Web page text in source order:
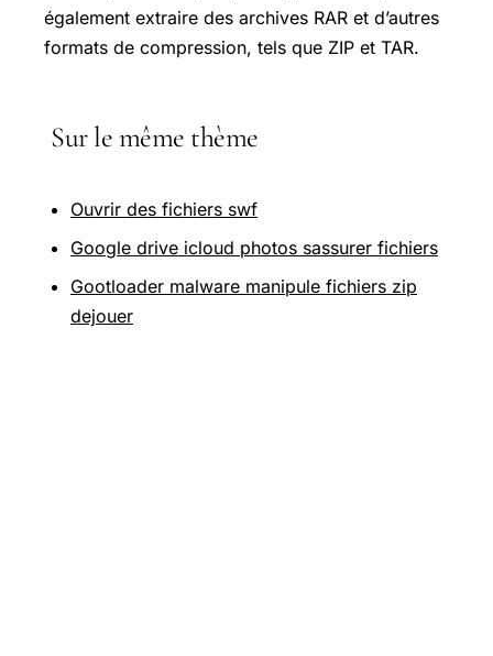
également extraire des archives RAR et d’autres
formats de compression, tels que ZIP et TAR.
Sur le même thème
Ouvrir des fichiers swf
Google drive icloud photos sassurer fichiers
Gootloader malware manipule fichiers zip
dejouer